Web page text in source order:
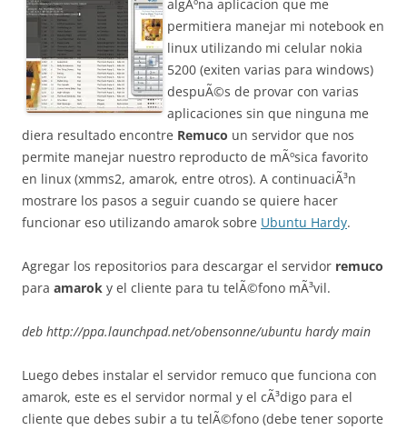
algÃºna aplicacion que me
permitiera manejar mi notebook en
linux utilizando mi celular nokia
5200 (exiten varias para windows)
despuÃ©s de provar con varias
aplicaciones sin que ninguna me
diera resultado encontre Remuco un servidor que nos
permite manejar nuestro reproducto de mÃºsica favorito
en linux (xmms2, amarok, entre otros). A continuaciÃ³n
mostrare los pasos a seguir cuando se quiere hacer
funcionar eso utilizando amarok sobre Ubuntu Hardy.
Agregar los repositorios para descargar el servidor remuco
para amarok y el cliente para tu telÃ©fono mÃ³vil.
deb http://ppa.launchpad.net/obensonne/ubuntu hardy main
Luego debes instalar el servidor remuco que funciona con
amarok, este es el servidor normal y el cÃ³digo para el
cliente que debes subir a tu telÃ©fono (debe tener soporte